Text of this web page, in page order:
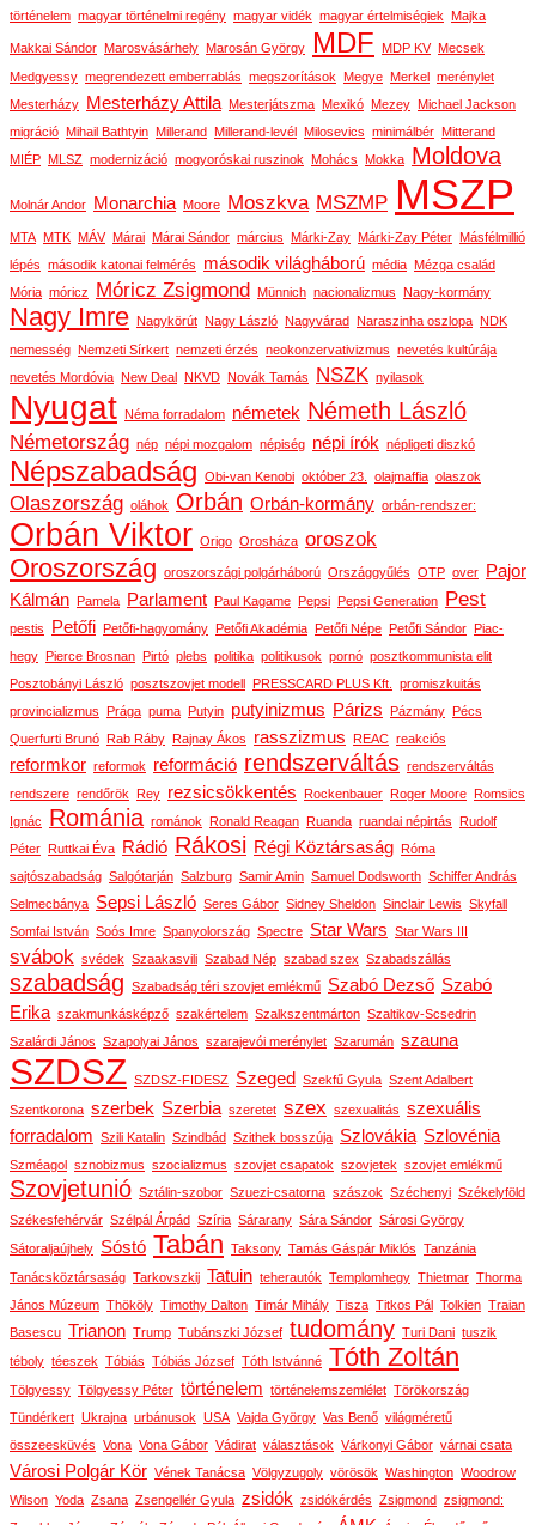
történelem magyar történelmi regény magyar vidék magyar értelmiségiek Majka
Makkai Sándor Marosvásárhely Marosán György MDF MDP KV Mecsek
Medgyessy megrendezett emberrablás megszorítások Megye Merkel merénylet
Mesterházy
Mesterházy Attila Mesterjátszma Mexikó Mezey Michael Jackson
migráció Mihail Bathtyin Millerand Millerand-levél Milosevics minimálbér Mitterand
MIÉP MLSZ modernizáció mogyoróskai ruszinok Mohács Mokka Moldova
Molnár Andor Monarchia Moore Moszkva MSZMP MSZP
MTA MTK MÁV Márai Márai Sándor március Márki-Zay Márki-Zay Péter Másfélmillió
lépés második katonai felmérés második világháború média Mézga család
Mória móricz Móricz Zsigmond Münnich nacionalizmus Nagy-kormány
Nagy Imre Nagykörút Nagy László Nagyvárad Naraszinha oszlopa NDK
nemesség Nemzeti Sírkert nemzeti érzés neokonzervativizmus nevetés kultúrája
nevetés Mordóvia New Deal NKVD Novák Tamás NSZK nyilasok
Nyugat Néma forradalom németek Németh László
Németország nép népi mozgalom népiség népi írók népligeti diszkó
Népszabadság Obi-van Kenobi október 23. olajmaffia olaszok
Olaszország oláhok Orbán Orbán-kormány orbán-rendszer:
Orbán Viktor Origo Orosháza oroszok
Oroszország oroszországi polgárháború Országgyűlés OTP over
Pajor
Kálmán Pamela Parlament Paul Kagame Pepsi Pepsi Generation Pest
pestis Petőfi Petőfi-hagyomány Petőfi Akadémia Petőfi Népe Petőfi Sándor Piac-
hegy Pierce Brosnan Pirtó plebs politika politikusok pornó posztkommunista elit
Posztobányi László posztszovjet modell PRESSCARD PLUS Kft.
promiszkuitás
provincializmus Prága puma Putyin putyinizmus Párizs Pázmány Pécs
Querfurti Brunó Rab Ráby Rajnay Ákos rasszizmus REAC reakciós
reformkor reformok reformáció rendszerváltás rendszerváltás
rendszere rendőrök Rey rezsicsökkentés Rockenbauer Roger Moore Romsics
Ignác
Románia románok Ronald Reagan Ruanda ruandai népirtás Rudolf
Péter Ruttkai Éva Rádió Rákosi Régi Köztársaság Róma
sajtószabadság Salgótarján Salzburg Samir Amin Samuel Dodsworth Schiffer András
Selmecbánya Sepsi László Seres Gábor Sidney Sheldon Sinclair Lewis Skyfall
Somfai István Soós Imre Spanyolország Spectre Star Wars Star Wars III
svábok svédek Szaakasvili Szabad Nép szabad szex Szabadszállás
szabadság Szabadság téri szovjet emlékmű Szabó Dezső Szabó
Erika szakmunkásképző szakértelem Szalkszentmárton Szaltikov-Scsedrin
Szalárdi János Szapolyai János szarajevói merénylet Szarumán szauna
SZDSZ SZDSZ-FIDESZ Szeged Szekfű Gyula Szent Adalbert
Szentkorona szerbek Szerbia szeretet szex szexualitás szexuális
forradalom Szili Katalin Szindbád Szithek bosszúja Szlovákia Szlovénia
Szméagol sznobizmus szocializmus szovjet csapatok szovjetek szovjet emlékmű
Szovjetunió Sztálin-szobor Szuezi-csatorna szászok Széchenyi Székelyföld
Székesfehérvár Szélpál Árpád Szíria Sárarany Sára Sándor Sárosi György
Sátoraljaújhely Sóstó Tabán Taksony Tamás Gáspár Miklós Tanzánia
Tanácsköztársaság Tarkovszkij Tatuin teherautók Templomhegy Thietmar Thorma
János Múzeum Thököly Timothy Dalton Timár Mihály Tisza Titkos Pál Tolkien Traian
Basescu Trianon Trump Tubánszki József tudomány Turi Dani tuszik
téboly téeszek Tóbiás Tóbiás József Tóth Istvánné Tóth Zoltán
Tölgyessy Tölgyessy Péter történelem történelemszemlélet Törökország
Tündérkert Ukrajna urbánusok USA Vajda György Vas Benő világméretű
összeesküvés Vona Vona Gábor Vádirat választások Várkonyi Gábor várnai csata
Városi Polgár Kör Vének Tanácsa Völgyzugoly vörösök Washington Woodrow
Wilson Yoda Zsana Zsengellér Gyula zsidók zsidókérdés Zsigmond zsigmond: